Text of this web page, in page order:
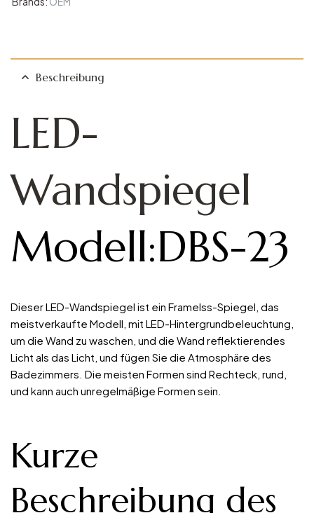
Beschreibung
LED-
Wandspiegel
Modell:DBS-23
Dieser LED-Wandspiegel ist ein Framelss-Spiegel, das
meistverkaufte Modell, mit LED-Hintergrundbeleuchtung,
um die Wand zu waschen, und die Wand reflektierendes
Licht als das Licht, und fügen Sie die Atmosphäre des
Badezimmers. Die meisten Formen sind Rechteck, rund,
und kann auch unregelmäßige Formen sein.
Kurze
Beschreibung des